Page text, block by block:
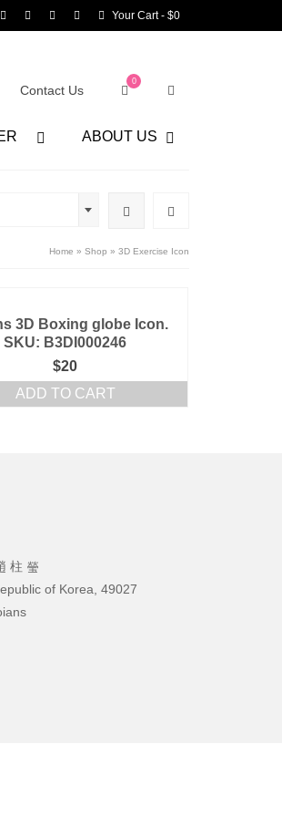
Your Cart- $0
Contact Us
0
ABOUT US
Home » Shop » 3D Exercise Icon
3D Boxing globe Icon.
SKU: B3DI000246
$20
ADD TO CART
柱 瑩
of Korea, 49027